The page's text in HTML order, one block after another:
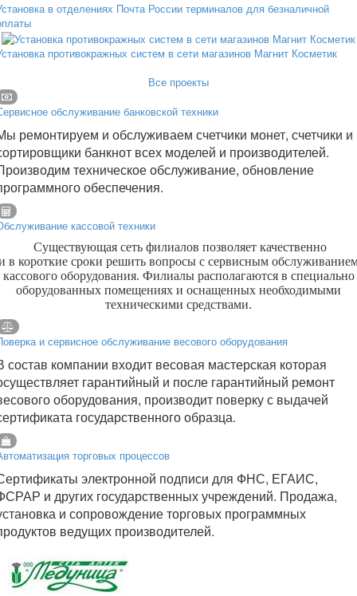
в отделениях Почта России терминалов для безналичной
противокражных систем в сети магазинов Магнит Косметик
Все проекты
обслуживание банковской техники
ремонтируем и обслуживаем счетчики монет, счетчики и
банкнот всех моделей и производителей.
техническое обслуживание, обновление
обеспечения.
кассовой техники
Существующая сеть филиалов позволяет качественно
в короткие сроки решить вопросы с сервисным
кассового оборудования. Филиалы располагаются в специально
оборудованных помещениях и оснащенных необходимыми
техническими средствами.
и сервисное обслуживание весового оборудования
состав компании входит весовая мастерская которая
гарантийный и после гарантийный ремонт
оборудования, производит поверку с выдачей
государственного образца.
торговых процессов
электронной подписи для ФНС, ЕГАИС,
и других государственных учреждений. Продажа,
и сопровождение торговых программных
ведущих производителей.